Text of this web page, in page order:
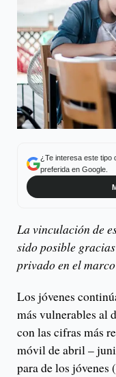
¿Te interesa este tipo
preferida en Google.
La vinculación de
sido posible
privado en el
Los jóvenes
más vulnerables al
con las cifras más
móvil de abril –
para de los jóvenes